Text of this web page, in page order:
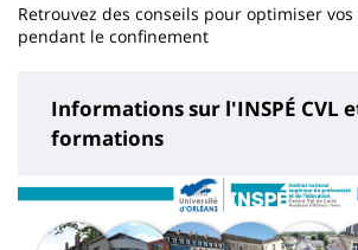
Retrouvez des conseils pour optimiser
pendant le confinement
Informations sur l'INSPÉ CVL
formations